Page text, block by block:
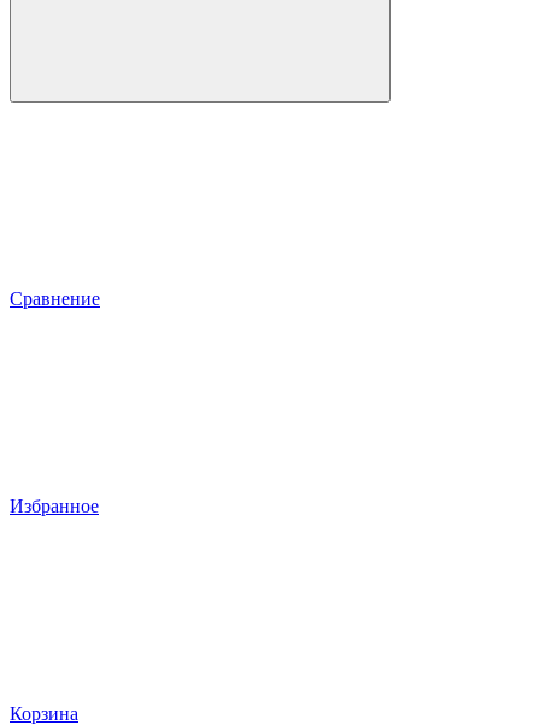
Сравнение
Избранное
Корзина